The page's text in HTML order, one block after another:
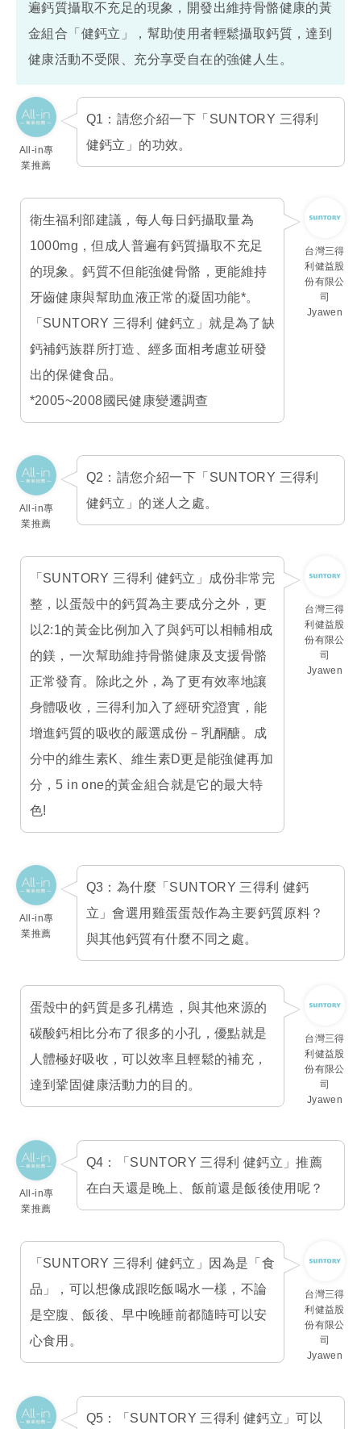
遍鈣質攝取不充足的現象，開發出維持骨骼健康的黃
金組合「健鈣立」，幫助使用者輕鬆攝取鈣質，達到
健康活動不受限、充分享受自在的強健人生。
All-in專
業推薦
Q1：請您介紹一下「SUNTORY 三得利
健鈣立」的功效。
台灣三得
利健益股
份有限公
司
Jyawen
衛生福利部建議，每人每日鈣攝取量為
1000mg，但成人普遍有鈣質攝取不充足
的現象。鈣質不但能強健骨骼，更能維持
牙齒健康與幫助血液正常的凝固功能*。
「SUNTORY 三得利 健鈣立」就是為了缺
鈣補鈣族群所打造、經多面相考慮並研發
出的保健食品。
*2005~2008國民健康變遷調查
All-in專
業推薦
Q2：請您介紹一下「SUNTORY 三得利
健鈣立」的迷人之處。
台灣三得
利健益股
份有限公
司
Jyawen
「SUNTORY 三得利 健鈣立」成份非常完
整，以蛋殼中的鈣質為主要成分之外，更
以2:1的黃金比例加入了與鈣可以相輔相成
的鎂，一次幫助維持骨骼健康及支援骨骼
正常發育。除此之外，為了更有效率地讓
身體吸收，三得利加入了經研究證實，能
增進鈣質的吸收的嚴選成份－乳酮醣。成
分中的維生素K、維生素D更是能強健再加
分，5 in one的黃金組合就是它的最大特
色!
All-in專
業推薦
Q3：為什麼「SUNTORY 三得利 健鈣
立」會選用雞蛋蛋殼作為主要鈣質原料？
與其他鈣質有什麼不同之處。
台灣三得
利健益股
份有限公
司
Jyawen
蛋殼中的鈣質是多孔構造，與其他來源的
碳酸鈣相比分布了很多的小孔，優點就是
人體極好吸收，可以效率且輕鬆的補充，
達到鞏固健康活動力的目的。
All-in專
業推薦
Q4：「SUNTORY 三得利 健鈣立」推薦
在白天還是晚上、飯前還是飯後使用呢？
台灣三得
利健益股
份有限公
司
Jyawen
「SUNTORY 三得利 健鈣立」因為是「食
品」，可以想像成跟吃飯喝水一樣，不論
是空腹、飯後、早中晚睡前都隨時可以安
心食用。
Q5：「SUNTORY 三得利 健鈣立」可以